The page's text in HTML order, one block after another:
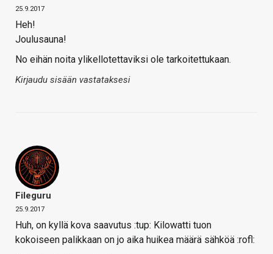
25.9.2017
Heh!
Joulusauna!
No eihän noita ylikellotettaviksi ole tarkoitettukaan.
Kirjaudu sisään vastataksesi
Fileguru
25.9.2017
Huh, on kyllä kova saavutus :tup: Kilowatti tuon
kokoiseen palikkaan on jo aika huikea määrä sähköä :rofl: